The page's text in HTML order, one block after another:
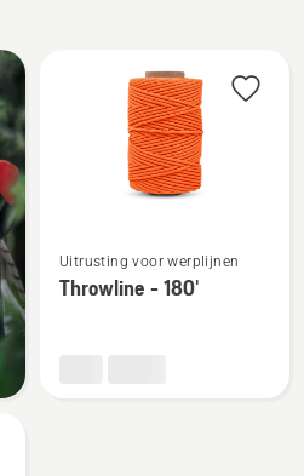
meer
details
Uitrusting voor werplijnen
Throwline - 180'